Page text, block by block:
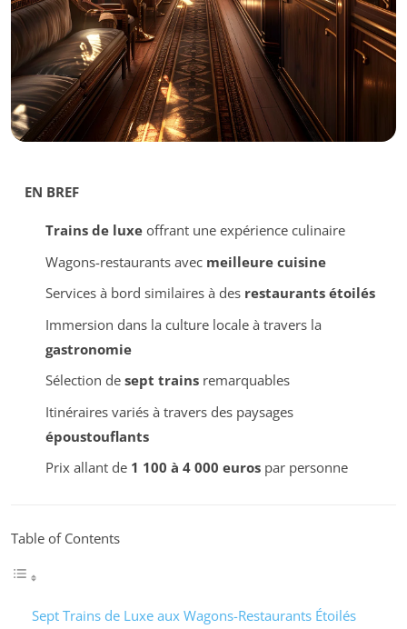
EN BREF
Trains de luxeoffrant une expérience culinaire
Wagons-restaurants avec meilleure cuisine
Services à bord similaires à des restaurants étoilés
Immersion dans la culture locale à travers la
gastronomie
Sélection de sept trainsremarquables
Itinéraires variés à travers des paysages
époustouflants
Prix allant de 1 100 à 4 000 eurospar personne
Table of Contents
Sept Trains de Luxe aux Wagons-Restaurants Étoilés